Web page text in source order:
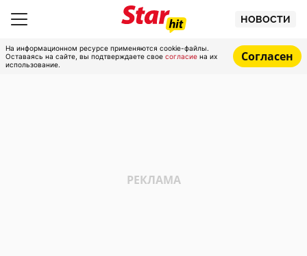
НОВОСТИ
На информационном ресурсе применяются cookie-файлы.
Оставаясь на сайте, вы подтверждаете свое согласие на их
использование.
Согласен